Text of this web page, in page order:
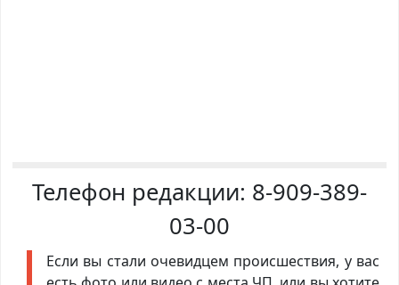
Телефон редакции: 8-909-389-
03-00
Если вы стали очевидцем происшествия, у вас